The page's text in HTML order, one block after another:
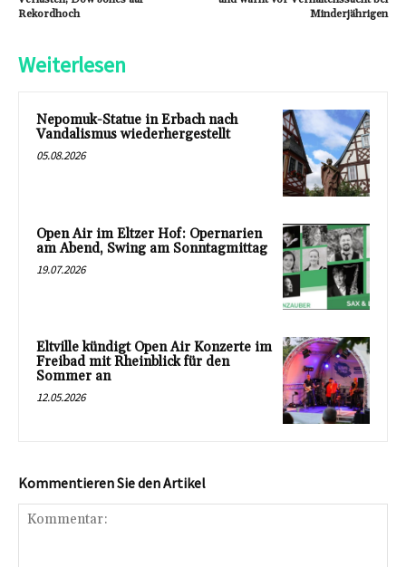
Rekordhoch
Minderjährigen
Weiterlesen
Nepomuk-Statue in Erbach nach
Vandalismus wiederhergestellt
05.08.2026
Open Air im Eltzer Hof: Opernarien
am Abend, Swing am Sonntagmittag
19.07.2026
Eltville kündigt Open Air Konzerte im
Freibad mit Rheinblick für den
Sommer an
12.05.2026
Kommentieren Sie den Artikel